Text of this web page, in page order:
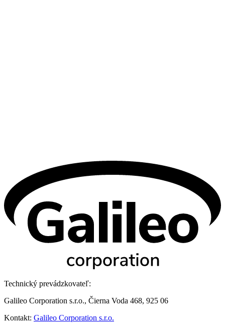
Technický prevádzkovateľ:
Galileo Corporation s.r.o., Čierna Voda 468, 925 06
Kontakt: Galileo Corporation s.r.o.